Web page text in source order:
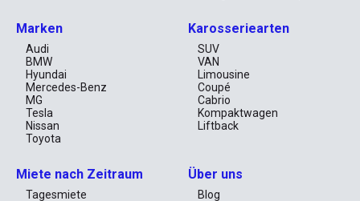
Marken
Audi
BMW
Hyundai
Mercedes-Benz
MG
Tesla
Nissan
Toyota
Karosseriearten
SUV
VAN
Limousine
Coupé
Cabrio
Kompaktwagen
Liftback
Miete nach Zeitraum
Tagesmiete
Über uns
Blog